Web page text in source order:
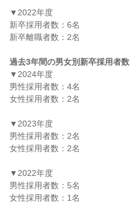
▼2022年度
新卒採用者数：6名
新卒離職者数：2名
過去3年間の男女別新卒採用者数
▼2024年度
男性採用者数：4名
女性採用者数：2名
▼2023年度
男性採用者数：2名
女性採用者数：2名
▼2022年度
男性採用者数：5名
女性採用者数：1名